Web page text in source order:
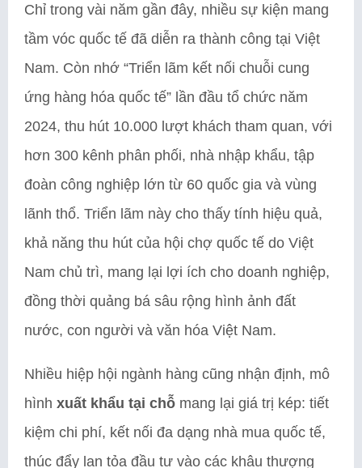
Chỉ trong vài năm gần đây, nhiều sự kiện mang
tầm vóc quốc tế đã diễn ra thành công tại Việt
Nam. Còn nhớ “Triển lãm kết nối chuỗi cung
ứng hàng hóa quốc tế” lần đầu tổ chức năm
2024, thu hút 10.000 lượt khách tham quan, với
hơn 300 kênh phân phối, nhà nhập khẩu, tập
đoàn công nghiệp lớn từ 60 quốc gia và vùng
lãnh thổ. Triển lãm này cho thấy tính hiệu quả,
khả năng thu hút của hội chợ quốc tế do Việt
Nam chủ trì, mang lại lợi ích cho doanh nghiệp,
đồng thời quảng bá sâu rộng hình ảnh đất
nước, con người và văn hóa Việt Nam.
Nhiều hiệp hội ngành hàng cũng nhận định, mô
hình xuất khẩu tại chỗ mang lại giá trị kép: tiết
kiệm chi phí, kết nối đa dạng nhà mua quốc tế,
thúc đẩy lan tỏa đầu tư vào các khâu thượng